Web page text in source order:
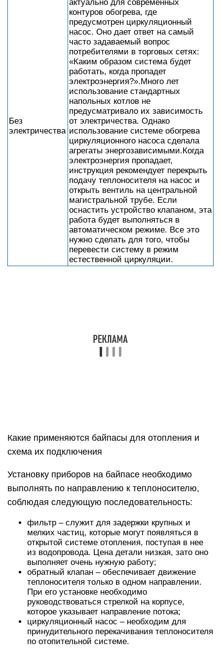
Без
электричества
актуально для современных
контуров обогрева, где
предусмотрен циркуляционный
насос. Оно дает ответ на самый
часто задаваемый вопрос
потребителями в торговых сетях:
«Каким образом система будет
работать, когда пропадет
электроэнергия?».Много лет
использование стандартных
напольных котлов не
предусматривало их зависимость
от электричества. Однако
использование системе обогрева
циркуляционного насоса сделала
агрегаты энергозависимыми.Когда
электроэнергия пропадает,
инструкция рекомендует перекрыть
подачу теплоносителя на насос и
открыть вентиль на центральной
магистральной трубе. Если
оснастить устройство клапаном, эта
работа будет выполняться в
автоматическом режиме. Все это
нужно сделать для того, чтобы
перевести систему в режим
естественной циркуляции.
Какие применяются байпасы для отопления и
схема их подключения
Установку приборов на байпасе необходимо
выполнять по направлению к теплоносителю,
соблюдая следующую последовательность:
фильтр – служит для задержки крупных и
мелких частиц, которые могут появляться в
открытой системе отопления, поступая в нее
из водопровода. Цена детали низкая, зато оно
выполняет очень нужную работу;
обратный клапан – обеспечивает движение
теплоносителя только в одном направлении.
При его установке необходимо
руководствоваться стрелкой на корпусе,
которое указывает направление потока;
циркуляционный насос – необходим для
принудительного перекачивания теплоносителя
по отопительной системе.